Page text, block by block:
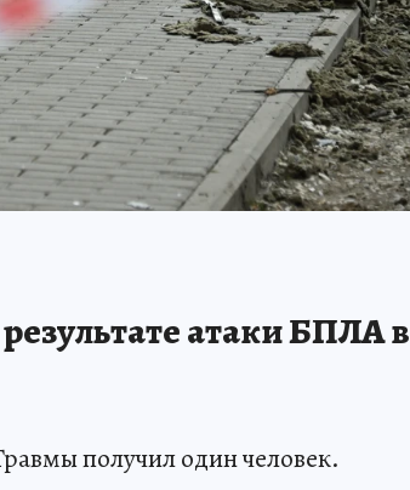
атаки БПЛА в
получил один человек.